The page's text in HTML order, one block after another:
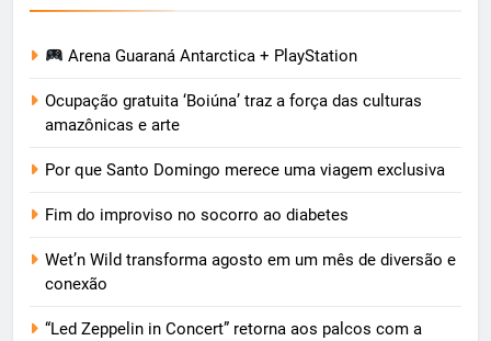
Arena Guaraná Antarctica + PlayStation
Ocupação gratuita ‘Boiúna’ traz a força das culturas
amazônicas e arte
Por que Santo Domingo merece uma viagem exclusiva
Fim do improviso no socorro ao diabetes
Wet’n Wild transforma agosto em um mês de diversão e
conexão
“Led Zeppelin in Concert” retorna aos palcos com a